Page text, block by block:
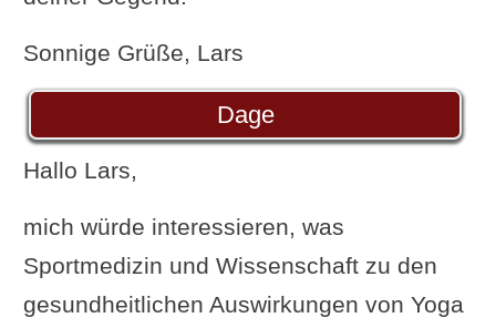
Sonnige Grüße, Lars
Dage
Hallo Lars,
mich würde interessieren, was
Sportmedizin und Wissenschaft zu den
gesundheitlichen Auswirkungen von Yoga